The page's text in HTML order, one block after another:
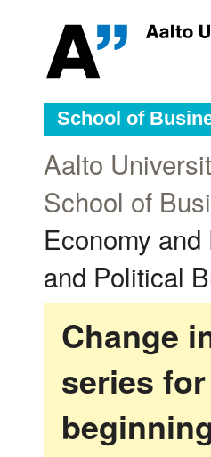
School of
Aalto
School of
Economy
and Political
Change
series